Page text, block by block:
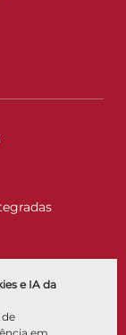
e IA da